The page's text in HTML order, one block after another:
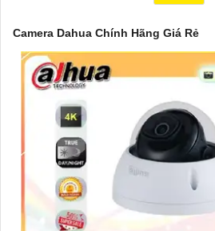
Camera Dahua Chính Hãng Giá Rẻ